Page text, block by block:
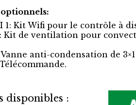
1: Kit Wifi pour le contrôle à
Kit de ventilation pour
anti-condensation de
disponibles :